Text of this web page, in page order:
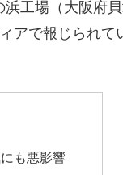
工場（大阪府
アで報じられて
も悪影響